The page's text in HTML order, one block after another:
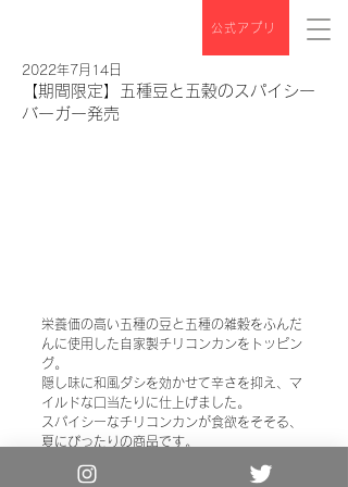
公式アプリ
【期間限定】五種豆と五穀のスパイシー
バーガー発売
2022年7月14日
栄養価の高い五種の豆と五種の雑穀をふんだ
んに使用した自家製チリコンカンをトッピン
グ。
隠し味に和風ダシを効かせて辛さを抑え、マ
イルドな口当たりに仕上げました。
スパイシーなチリコンカンが食欲をそそる、
夏にぴったりの商品です。
Copyright© the 3rd Burger. All Rights